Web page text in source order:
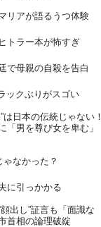
リアが語るうつ体験
トラー本が怖すぎ
で母親の自殺を告白
ックぶりがスゴい
は日本の伝統じゃない！
「男を尊び女を卑む」
ゃなかった？
に引っかかる
出し”証言も「面識な
首相の論理破綻